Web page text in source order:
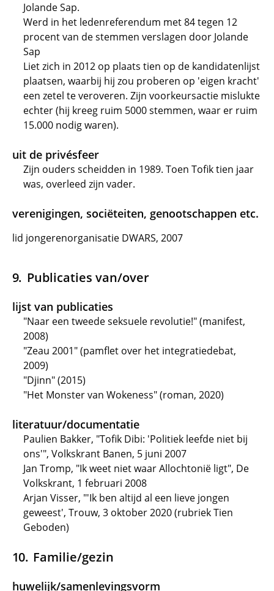
Jolande Sap.
Werd in het ledenreferendum met 84 tegen 12
procent van de stemmen verslagen door Jolande
Sap
Liet zich in 2012 op plaats tien op de kandidatenlijst
plaatsen, waarbij hij zou proberen op 'eigen kracht'
een zetel te veroveren. Zijn voorkeursactie mislukte
echter (hij kreeg ruim 5000 stemmen, waar er ruim
15.000 nodig waren).
uit de privésfeer
Zijn ouders scheidden in 1989. Toen Tofik tien jaar
was, overleed zijn vader.
verenigingen, sociëteiten, genootschappen etc.
lid jongerenorganisatie DWARS, 2007
Publicaties van/over
lijst van publicaties
"Naar een tweede seksuele revolutie!" (manifest,
2008)
"Zeau 2001" (pamflet over het integratiedebat,
2009)
"Djinn" (2015)
"Het Monster van Wokeness" (roman, 2020)
literatuur/documentatie
Paulien Bakker, "Tofik Dibi: 'Politiek leefde niet bij
ons'", Volkskrant Banen, 5 juni 2007
Jan Tromp, "Ik weet niet waar Allochtonië ligt", De
Volkskrant, 1 februari 2008
Arjan Visser, "'Ik ben altijd al een lieve jongen
geweest', Trouw, 3 oktober 2020 (rubriek Tien
Geboden)
Familie/gezin
huwelijk/samenlevingsvorm